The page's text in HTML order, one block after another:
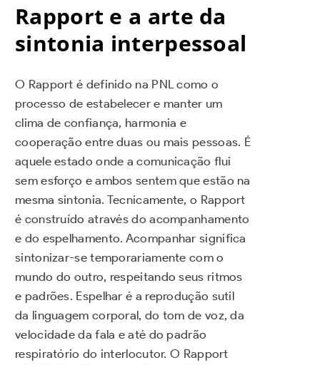
Rapport e a arte da
sintonia interpessoal
O Rapport é definido na PNL como o
processo de estabelecer e manter um
clima de confiança, harmonia e
cooperação entre duas ou mais pessoas. É
aquele estado onde a comunicação flui
sem esforço e ambos sentem que estão na
mesma sintonia. Tecnicamente, o Rapport
é construído através do acompanhamento
e do espelhamento. Acompanhar significa
sintonizar-se temporariamente com o
mundo do outro, respeitando seus ritmos
e padrões. Espelhar é a reprodução sutil
da linguagem corporal, do tom de voz, da
velocidade da fala e até do padrão
respiratório do interlocutor. O Rapport